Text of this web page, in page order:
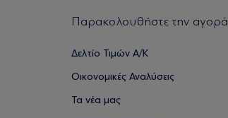
Παρακολουθήστε την αγορά
Δελτίο Τιμών Α/Κ
Οικονομικές Αναλύσεις
Τα νέα μας